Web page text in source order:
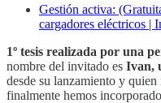
Gestión activa:
cargadores eléctricos |
1º tesis realizada por una
nombre del invitado es Ivan,
desde su lanzamiento y
finalmente hemos